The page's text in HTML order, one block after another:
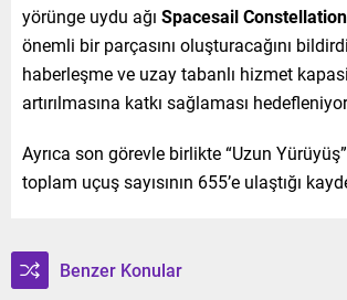
yörünge uydu ağı Spacesail Constellation
önemli bir parçasını oluşturacağını
haberleşme ve uzay tabanlı hizmet
artırılmasına katkı sağlaması
Ayrıca son görevle birlikte “Uzun
toplam uçuş sayısının 655’e ulaştığı
Benzer Konular